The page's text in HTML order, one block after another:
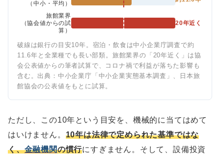
（中小・平均）
旅館業界
（協会値からの試
算）
20年近く
破線は銀行の目安10年。宿泊・飲食は中小企業庁調査で約
11.6年と全業種でも長い部類。旅館業界の「20年近く」は協
会公表値からの筆者試算で、コロナ禍で利益が落ちた影響も
含む。出典：中小企業庁「中小企業実態基本調査」、日本旅
館協会の公表値をもとに試算。
ただし、この10年という目安を、機械的に当てはめて
はいけません。 10年は法律で定められた基準ではな
く、金融機関の慣行にすぎません。そして、設備投資